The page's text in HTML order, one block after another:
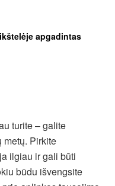
apgadintas
turite – galite
metų. Pirkite
ilgiau ir gali būti
būdu išvengsite